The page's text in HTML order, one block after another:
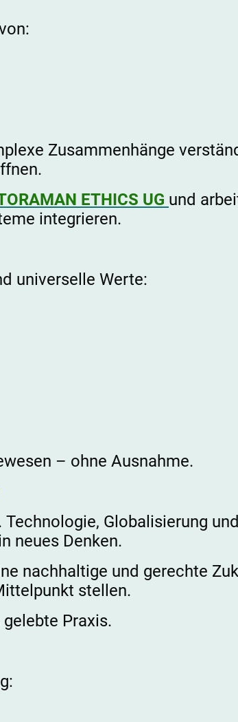
Zusammenhänge
ETHICS UG und
integrieren.
universelle Werte:
– ohne Ausnahme.
Globalisierung
neues Denken.
nachhaltige und gerechte
stellen.
Praxis.